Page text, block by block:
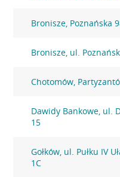
Bronisze, Poznańska
Bronisze, ul.
Chotomów,
Dawidy Bankowe, ul.
15
Gołków, ul. Pułku IV
1C